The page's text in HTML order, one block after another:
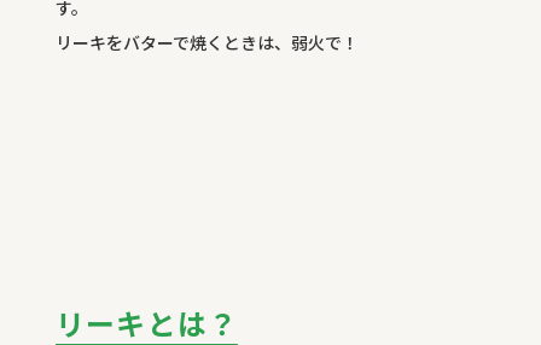
す。
リーキをバターで焼くときは、弱火で！
リーキとは？